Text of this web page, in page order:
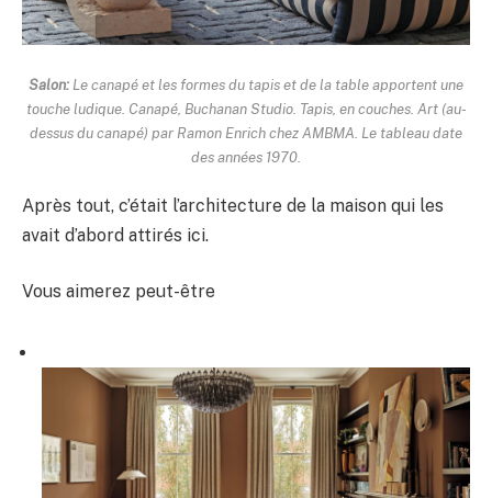
Salon: Le canapé et les formes du tapis et de la table apportent une
touche ludique. Canapé, Buchanan Studio. Tapis, en couches. Art (au-
dessus du canapé) par Ramon Enrich chez AMBMA. Le tableau date
des années 1970.
Après tout, c’était l’architecture de la maison qui les
avait d’abord attirés ici.
Vous aimerez peut-être